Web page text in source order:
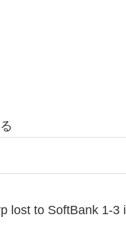
lost to SoftBank 1-